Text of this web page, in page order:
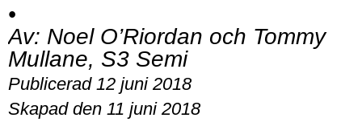
•
Av: Noel O’Riordan och Tommy
Mullane, S3 Semi
Publicerad 12 juni 2018
Skapad den 11 juni 2018